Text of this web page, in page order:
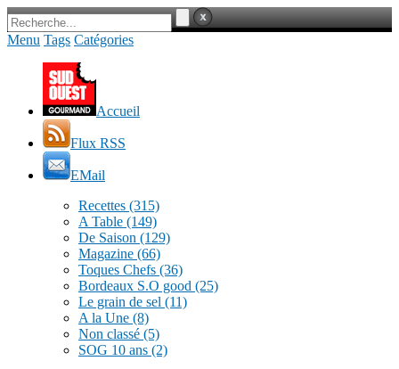
Menu Tags Catégories
Accueil
Flux RSS
EMail
Recettes (315)
A Table (149)
De Saison (129)
Magazine (66)
Toques Chefs (36)
Bordeaux S.O good (25)
Le grain de sel (11)
A la Une (8)
Non classé (5)
SOG 10 ans (2)